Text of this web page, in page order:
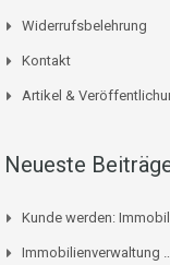
Widerrufsbelehrung
Kontakt
Artikel &
Neueste
Kunde werden:
Immobilienverwaltung